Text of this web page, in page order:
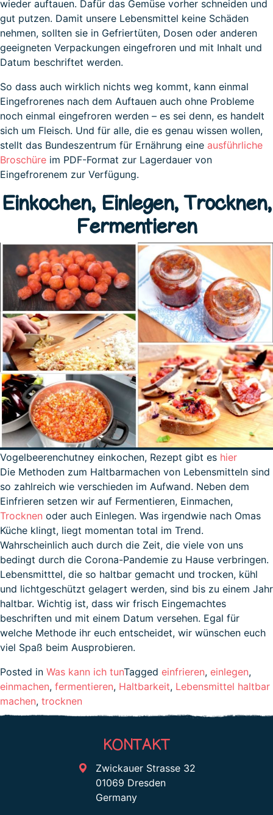
wieder auftauen. Dafür das Gemüse vorher schneiden und
gut putzen. Damit unsere Lebensmittel keine Schäden
nehmen, sollten sie in Gefriertüten, Dosen oder anderen
geeigneten Verpackungen eingefroren und mit Inhalt und
Datum beschriftet werden.
So dass auch wirklich nichts weg kommt, kann einmal
Eingefrorenes nach dem Auftauen auch ohne Probleme
noch einmal eingefroren werden – es sei denn, es handelt
sich um Fleisch. Und für alle, die es genau wissen wollen,
stellt das Bundeszentrum für Ernährung eine ausführliche
Broschüre im PDF-Format zur Lagerdauer von
Eingefrorenem zur Verfügung.
Einkochen, Einlegen, Trocknen,
Fermentieren
Vogelbeerenchutney einkochen, Rezept gibt es hier
Die Methoden zum Haltbarmachen von Lebensmitteln sind
so zahlreich wie verschieden im Aufwand. Neben dem
Einfrieren setzen wir auf Fermentieren, Einmachen,
Trocknen oder auch Einlegen. Was irgendwie nach Omas
Küche klingt, liegt momentan total im Trend.
Wahrscheinlich auch durch die Zeit, die viele von uns
bedingt durch die Corona-Pandemie zu Hause verbringen.
Lebensmitttel, die so haltbar gemacht und trocken, kühl
und lichtgeschützt gelagert werden, sind bis zu einem Jahr
haltbar. Wichtig ist, dass wir frisch Eingemachtes
beschriften und mit einem Datum versehen. Egal für
welche Methode ihr euch entscheidet, wir wünschen euch
viel Spaß beim Ausprobieren.
Posted in Was kann ich tunTagged einfrieren, einlegen,
einmachen, fermentieren, Haltbarkeit, Lebensmittel haltbar
machen, trocknen
KONTAKT
Zwickauer Strasse 32
01069 Dresden
Germany